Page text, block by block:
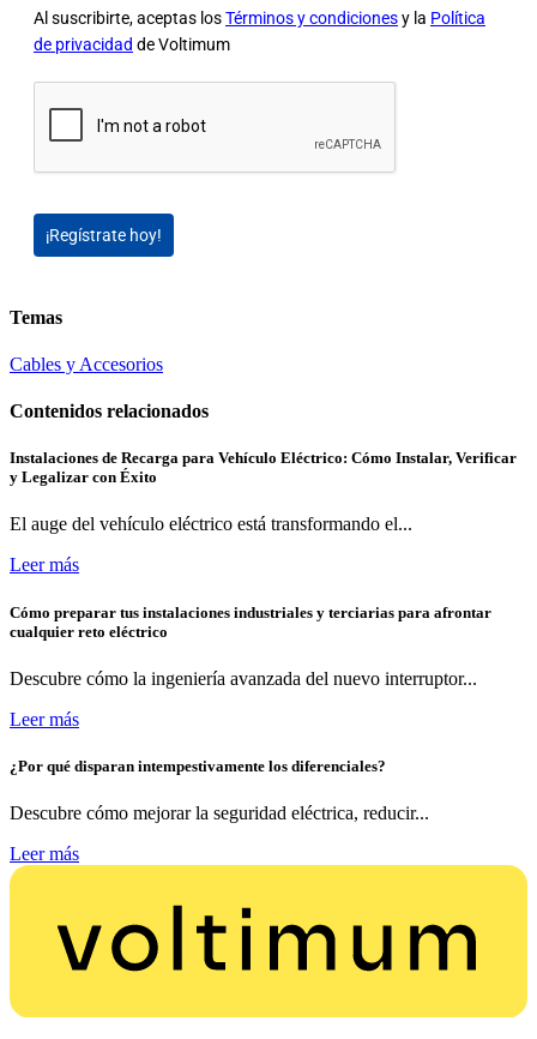
Al suscribirte, aceptas losTérminos y condicionesy la Política
de privacidad de Voltimum
¡Regístrate hoy!
Temas
Cables y Accesorios
Contenidos relacionados
Instalaciones de Recarga para Vehículo Eléctrico: Cómo Instalar, Verificar
y Legalizar con Éxito
El auge del vehículo eléctrico está transformando el...
Leer más
Cómo preparar tus instalaciones industriales y terciarias para afrontar
cualquier reto eléctrico
Descubre cómo la ingeniería avanzada del nuevo interruptor...
Leer más
¿Por qué disparan intempestivamente los diferenciales?
Descubre cómo mejorar la seguridad eléctrica, reducir...
Leer más